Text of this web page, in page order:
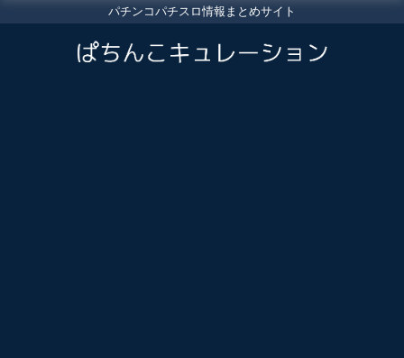
パチンコパチスロ情報まとめサイト